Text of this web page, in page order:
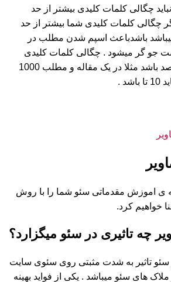
چگالی کلمات کلیدی بیشتر از حد
کلمات کلیدی شما بیشتر از حد
درصد میباشد باشدباعث اسپم شدن مطلب در
جو گر میشود . چگالی کلمات کلیدی
نباشید بیشار از یک درصد باشد مثلا در یک مقاله و مطلب 1000
.
ی اموزش مقدماتی سئو شما را با روش
خواهیم کرد.
چه تاثیری در سئو میگزارد؟
سئو تاثیر به شدت مثبتی روی سئوی سایت
های سئو میباشد . یکی از فواید بهینه